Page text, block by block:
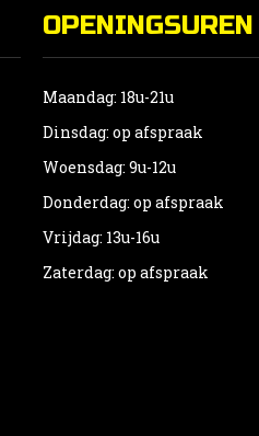
OPENINGSUREN
Maandag: 18u-21u
Dinsdag: op afspraak
Woensdag: 9u-12u
Donderdag: op afspraak
Vrijdag: 13u-16u
Zaterdag: op afspraak